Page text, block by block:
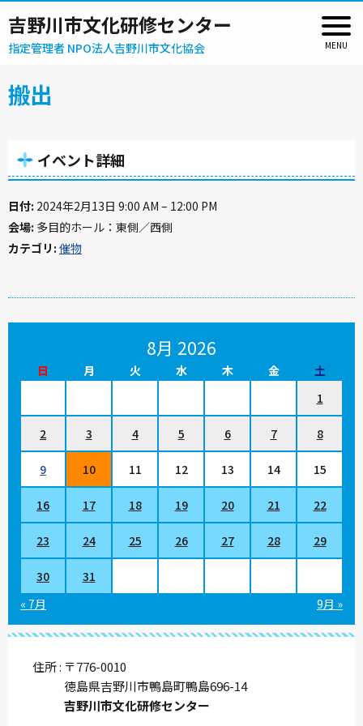
吉野川市文化研修センター
指定管理者 NPO法人吉野川市文化協会
搬出
イベント詳細
日付: 2024年2月13日 9:00 AM – 12:00 PM
会場: 多目的ホール：東側／西側
カテゴリ: 催物
8月 2026
日 月 火 水 木 金
土
1
2 3 4 5 6 7 8
9 10 11 12 13 14 15
16 17 18 19 20 21 22
23 24 25 26 27 28 29
30
31
« 7月
9月 »
住所 〒776-0010
徳島県吉野川市鴨島町鴨島696-14
吉野川市文化研修センター